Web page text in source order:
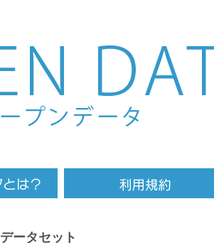
データセット